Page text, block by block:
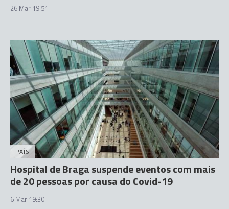
26 Mar 19:51
PAÍS
Hospital de Braga suspende eventos com mais
de 20 pessoas por causa do Covid-19
6 Mar 19:30